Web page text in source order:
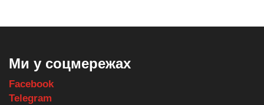
Ми у соцмережах
Facebook
Telegram